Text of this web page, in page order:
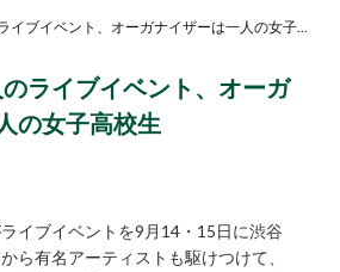
渋谷で1000人のライブイベント、オーガナイザーは一人の女子高校生
ライブイベント、オーガ
の女子高校生
イブイベントを9月14・15日に渋谷
ら有名アーティストも駆けつけて、